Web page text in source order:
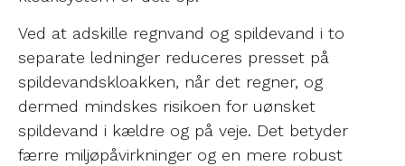
Ved at adskille regnvand og spildevand i to
separate ledninger reduceres presset på
spildevandskloakken, når det regner, og
dermed mindskes risikoen for uønsket
spildevand i kældre og på veje. Det betyder
færre miljøpåvirkninger og en mere robust